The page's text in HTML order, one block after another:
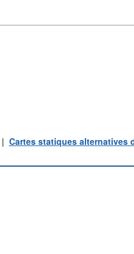
Cartes statiques alternatives